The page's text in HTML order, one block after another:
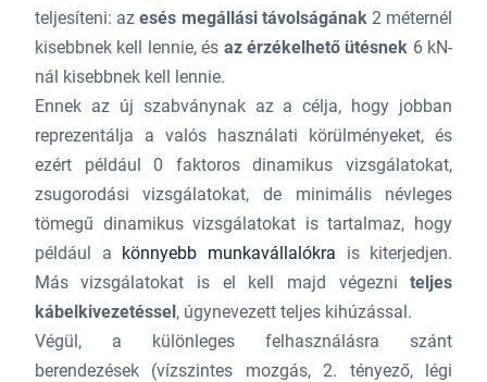
teljesíteni: azesés megállási távolságának2 méternél
kisebbnek kell lennie, és az érzékelhető ütésnek 6 kN-
nál kisebbnek kell lennie.
Ennek az új szabványnak az a célja, hogy jobban
reprezentálja a valós használati körülményeket, és
ezért például 0 faktoros dinamikus vizsgálatokat,
zsugorodási vizsgálatokat, de minimális névleges
tömegű dinamikus vizsgálatokat is tartalmaz, hogy
például a könnyebb munkavállalókra is kiterjedjen.
Más vizsgálatokat is el kell majd végezniteljes
kábelkivezetéssel, úgynevezett teljes kihúzással.
Végül, a különleges felhasználásra szánt
berendezések (vízszintes mozgás, 2. tényező, légi